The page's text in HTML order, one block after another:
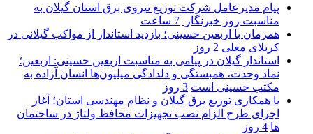
پیام مدیرعامل شركت توزیع نیروی برق استان گیلان به
مناسبت روز خبرنگار ‌
7 ساعت
همزمان با اربعین حسینی؛ بازدید استاندار از مواکب گیلانی در
کربلای معلی 2 روز
استاندار گیلان در پیامی به مناسبت اربعین حسینی: اربعین؛
نماد وحدت، همبستگی و دلدادگی میلیون‌ها انسان آزاده به
مکتب حسینی است 3 روز
با همکاری توزیع برق گیلان و نظام مهندسی استان؛ آغاز
اجرای طرح الزام نصب تجهیزات محافظ ولتاژ در ساختمان
ها 4 روز